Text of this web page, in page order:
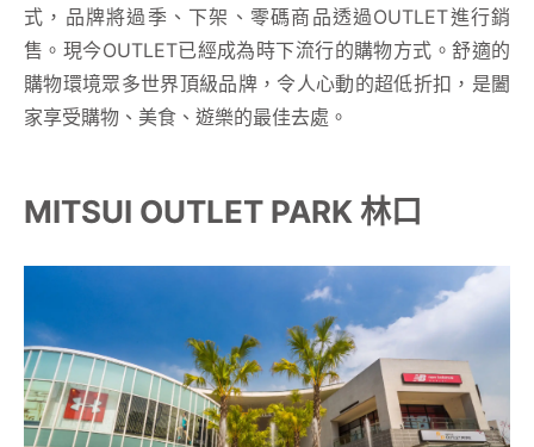
式，品牌將過季、下架、零碼商品透過OUTLET進行銷
售。現今OUTLET已經成為時下流行的購物方式。舒適的
購物環境眾多世界頂級品牌，令人心動的超低折扣，是闔
家享受購物、美食、遊樂的最佳去處。
MITSUI OUTLET PARK 林口